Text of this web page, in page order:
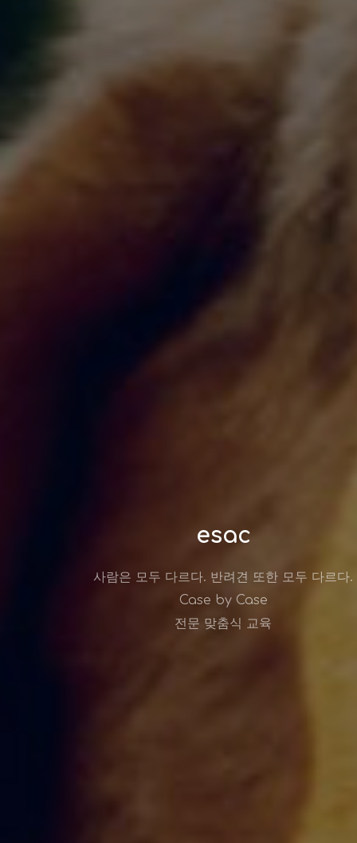
esac
사람은 모두 다르다. 반려견 또한 모두 다르다.
Case by Case
전문 맞춤식 교육